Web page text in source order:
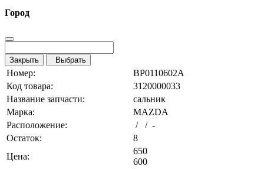
Город
Закрыть Выбрать
Номер:
BP0110602A
Код товара:
3120000033
Название запчасти:
сальник
Марка:
MAZDA
Расположение:
/ / -
Остаток:
8
Цена:
650
600